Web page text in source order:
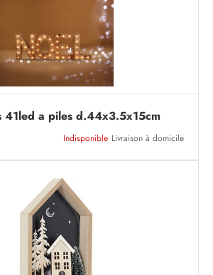
41led a piles d.44x3.5x15cm
Indisponible Livraison à domicile